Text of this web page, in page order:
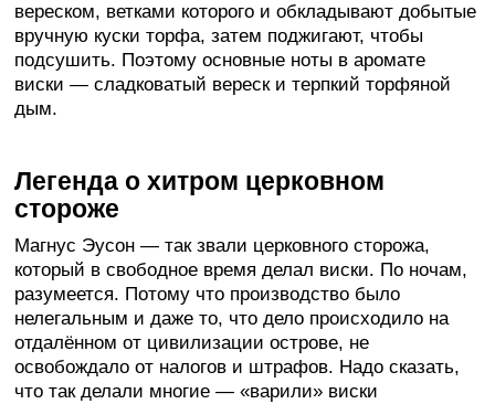
вереском, ветками которого и обкладывают добытые
вручную куски торфа, затем поджигают, чтобы
подсушить. Поэтому основные ноты в аромате
виски — сладковатый вереск и терпкий торфяной
дым.
Легенда о хитром церковном
стороже
Магнус Эусон — так звали церковного сторожа,
который в свободное время делал виски. По ночам,
разумеется. Потому что производство было
нелегальным и даже то, что дело происходило на
отдалённом от цивилизации острове, не
освобождало от налогов и штрафов. Надо сказать,
что так делали многие — «варили» виски